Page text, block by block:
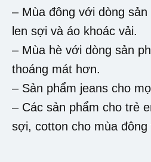
– Mùa đông với dòng
len sợi và áo khoác vải.
– Mùa hè với dòng sản
thoáng mát hơn.
– Sản phẩm jeans cho
– Các sản phẩm cho trẻ
sợi, cotton cho mùa đông